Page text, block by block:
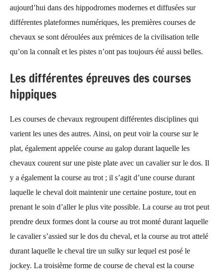
aujourd’hui dans des hippodromes modernes et diffusées sur
différentes plateformes numériques, les premières courses de
chevaux se sont déroulées aux prémices de la civilisation telle
qu’on la connaît et les pistes n’ont pas toujours été aussi belles.
Les différentes épreuves des courses
hippiques
Les courses de chevaux regroupent différentes disciplines qui
varient les unes des autres. Ainsi, on peut voir la course sur le
plat, également appelée course au galop durant laquelle les
chevaux courent sur une piste plate avec un cavalier sur le dos. Il
y a également la course au trot ; il s’agit d’une course durant
laquelle le cheval doit maintenir une certaine posture, tout en
prenant le soin d’aller le plus vite possible. La course au trot peut
prendre deux formes dont la course au trot monté durant laquelle
le cavalier s’assied sur le dos du cheval, et la course au trot attelé
durant laquelle le cheval tire un sulky sur lequel est posé le
jockey. La troisième forme de course de cheval est la course